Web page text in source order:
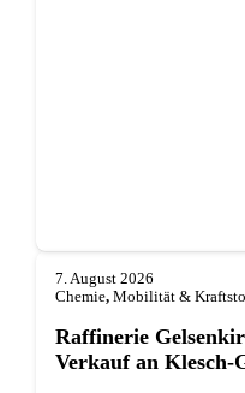
7. August 2026
Chemie, Mobilität &
Raffinerie
Verkauf an Klesch-